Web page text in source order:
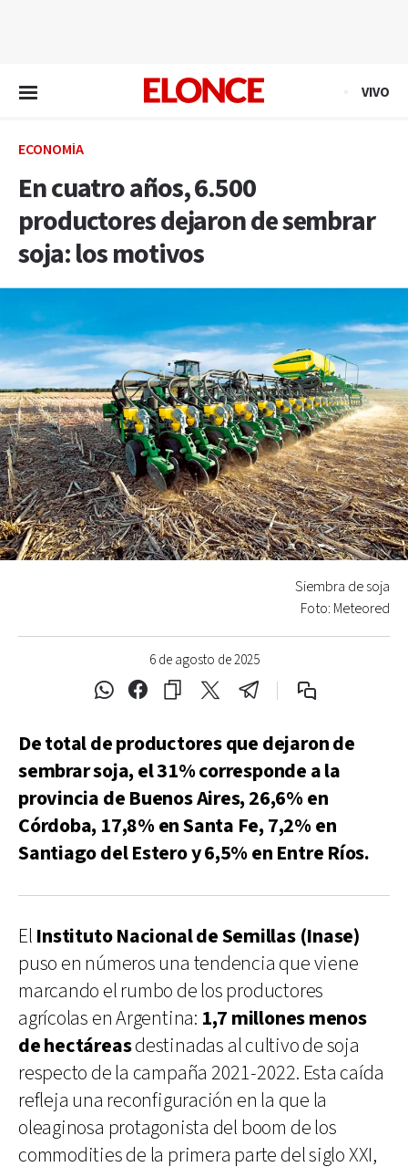
VIVO
ECONOMÍA
En cuatro años, 6.500
productores dejaron de sembrar
soja: los motivos
6 de agosto de 2025
Siembra de soja
Foto: Meteored
De total de productores que dejaron de
sembrar soja, el 31% corresponde a la
provincia de Buenos Aires, 26,6% en
Córdoba, 17,8% en Santa Fe, 7,2% en
Santiago del Estero y 6,5% en Entre Ríos.
El Instituto Nacional de Semillas (Inase)
puso en números una tendencia que viene
marcando el rumbo de los productores
agrícolas en Argentina: 1,7 millones menos
de hectáreasdestinadas al cultivo de soja
respecto de la campaña 2021-2022. Esta caída
refleja una reconfiguración en la que la
oleaginosa protagonista del boom de los
commodities de la primera parte del siglo XXI,